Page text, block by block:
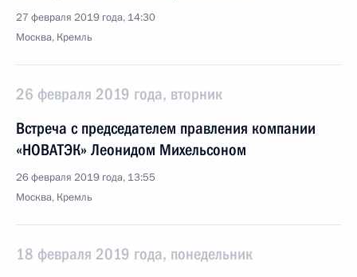
27 февраля 2019 года, 14:30
Москва, Кремль
26 февраля 2019 года, вторник
Встреча с председателем правления компании
«НОВАТЭК» Леонидом Михельсоном
26 февраля 2019 года, 13:55
Москва, Кремль
18 февраля 2019 года, понедельник